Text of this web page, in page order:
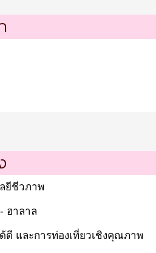
ยีชีวภาพ
ฮาลาล
ดี และการท่องเที่ยวเชิงคุณภาพ